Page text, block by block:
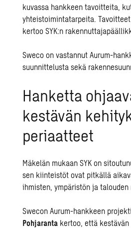
kuvassa hankkeen tavoitteita,
yhteistoimintatarpeita.
kertoo SYK:n
Sweco on vastannut Aurum-
suunnittelusta sekä
Hanketta
kestävän
periaatteet
Mäkelän mukaan SYK on
sen kiinteistöt ovat pitkällä
ihmisten, ympäristön ja talouden
Swecon Aurum-hankkeen
Pohjaranta kertoo, että